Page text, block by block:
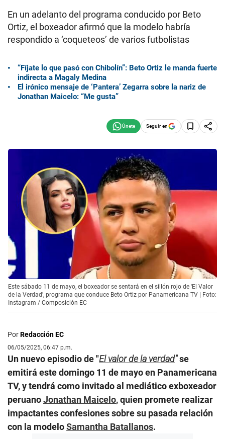
En un adelanto del programa conducido por Beto
Ortiz, el boxeador afirmó que la modelo habría
respondido a ‘coqueteos’ de varios futbolistas
“Fíjate lo que pasó con Chibolín”: Beto Ortiz le manda fuerte
indirecta a Magaly Medina
El irónico mensaje de ‘Pantera’ Zegarra sobre la nariz de
Jonathan Maicelo: “Me gusta”
Seguir en
Este sábado 11 de mayo, el boxeador se sentará en el sillón rojo de 'El Valor
de la Verdad', programa que conduce Beto Ortiz por Panamericana TV | Foto:
Instagram / Composición EC
PorRedacción EC
06/05/2025, 06:47 p.m.
Un nuevo episodio de "El valor de la verdad"se
emitirá este domingo 11 de mayo en Panamericana
TV, y tendrá como invitado al mediático exboxeador
peruanoJonathan Maicelo, quien promete realizar
impactantes confesiones sobre su pasada relación
con la modeloSamantha Batallanos.